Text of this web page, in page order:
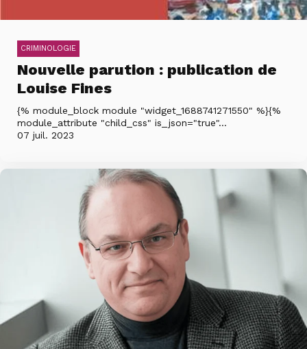
CRIMINOLOGIE
Nouvelle parution : publication de
Louise Fines
{% module_block module "widget_1688741271550" %}{%
module_attribute "child_css" is_json="true"...
07 juil. 2023